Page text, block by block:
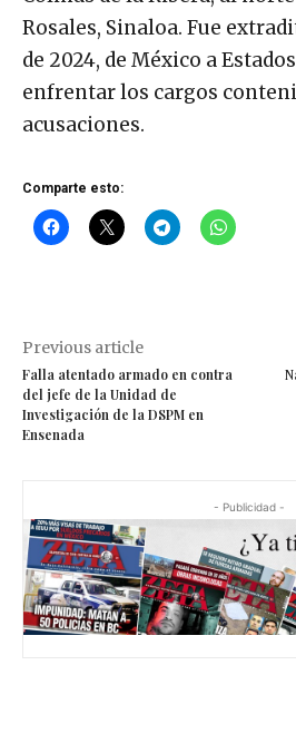
Rosales, Sinaloa. Fue
de 2024, de México a
enfrentar los cargos
acusaciones.
Comparte esto:
Previous article
Falla atentado armado en contra
del jefe de la Unidad de
Investigación de la DSPM en
Ensenada
- Publicidad -